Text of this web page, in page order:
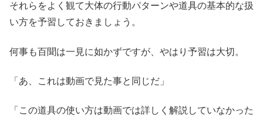
それらをよく観て大体の行動パターンや道具の基本的な扱
い方を予習しておきましょう。
何事も百聞は一見に如かずですが、やはり予習は大切。
「あ、これは動画で見た事と同じだ」
「この道具の使い方は動画では詳しく解説していなかった